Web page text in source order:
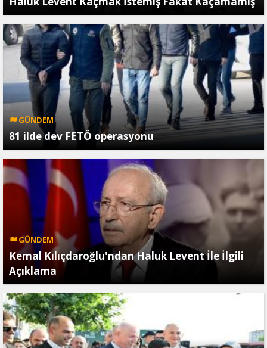
GÜNDEM
81 ilde dev FETÖ operasyonu
GÜNDEM
Kemal Kılıçdaroğlu'ndan Haluk Levent İle İlgili
Açıklama